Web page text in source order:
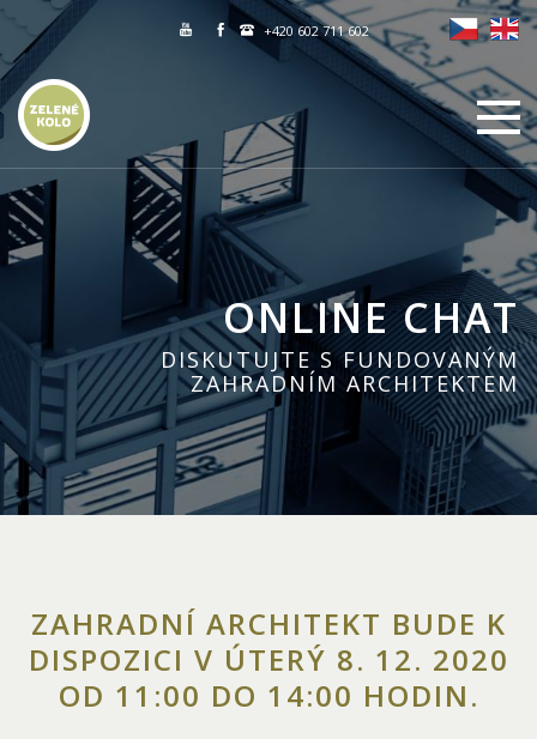
+420 602 711 602
ONLINE CHAT
DISKUTUJTE S FUNDOVANÝM
ZAHRADNÍM ARCHITEKTEM
ZAHRADNÍ ARCHITEKT BUDE K
DISPOZICI V ÚTERÝ 8. 12. 2020
OD 11:00 DO 14:00 HODIN.